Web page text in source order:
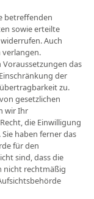
betreffenden
sowie erteilte
Auch
verlangen.
das
der
zu.
gesetzlichen
wir Ihr
die Einwilligung
haben ferner das
für den
sind, dass die
nicht rechtmäßig